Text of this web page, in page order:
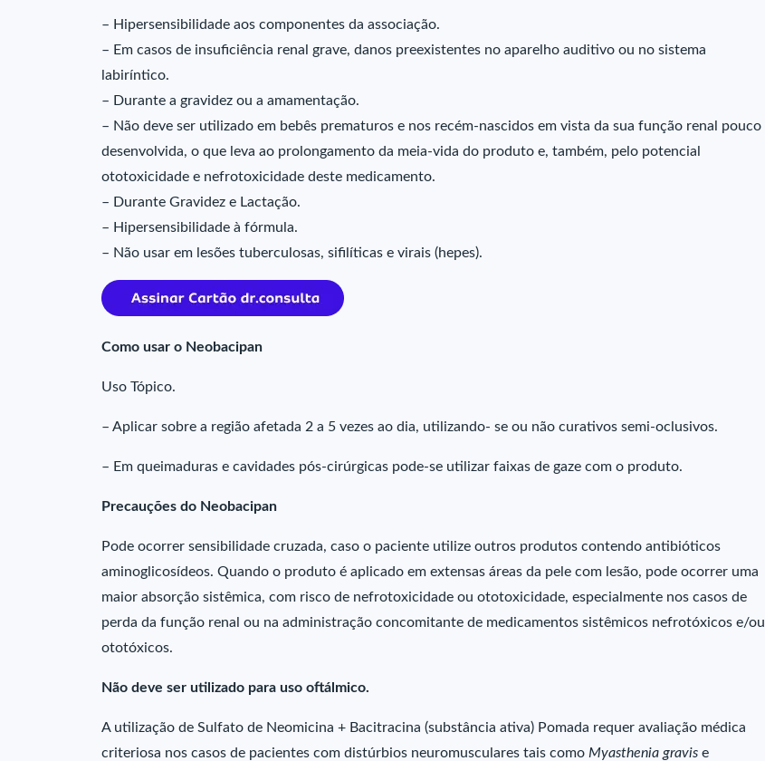
– Hipersensibilidade aos componentes da associação.
– Em casos de insuficiência renal grave, danos preexistentes no aparelho auditivo ou no sistema
labiríntico.
– Durante a gravidez ou a amamentação.
– Não deve ser utilizado em bebês prematuros e nos recém-nascidos em vista da sua função renal pouco
desenvolvida, o que leva ao prolongamento da meia-vida do produto e, também, pelo potencial
ototoxicidade e nefrotoxicidade deste medicamento.
– Durante Gravidez e Lactação.
– Hipersensibilidade à fórmula.
– Não usar em lesões tuberculosas, sifilíticas e virais (hepes).
Como usar o Neobacipan
Uso Tópico.
– Aplicar sobre a região afetada 2 a 5 vezes ao dia, utilizando- se ou não curativos semi-oclusivos.
– Em queimaduras e cavidades pós-cirúrgicas pode-se utilizar faixas de gaze com o produto.
Precauções do Neobacipan
Pode ocorrer sensibilidade cruzada, caso o paciente utilize outros produtos contendo antibióticos
aminoglicosídeos. Quando o produto é aplicado em extensas áreas da pele com lesão, pode ocorrer uma
maior absorção sistêmica, com risco de nefrotoxicidade ou ototoxicidade, especialmente nos casos de
perda da função renal ou na administração concomitante de medicamentos sistêmicos nefrotóxicos e/ou
ototóxicos.
Não deve ser utilizado para uso oftálmico.
A utilização de Sulfato de Neomicina + Bacitracina (substância ativa) Pomada requer avaliação médica
criteriosa nos casos de pacientes com distúrbios neuromusculares tais como Myasthenia gravis e